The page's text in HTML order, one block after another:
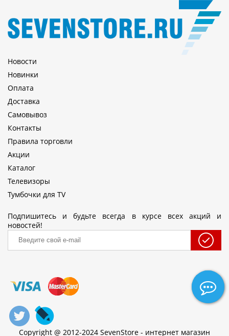
Новости
Новинки
Оплата
Доставка
Самовывоз
Контакты
Правила торговли
Акции
Каталог
Телевизоры
Тумбочки для TV
Подпишитесь и будьте всегда в курсе всех акций и
новостей!
Copyright @ 2012-2024 SevenStore - интернет магазин